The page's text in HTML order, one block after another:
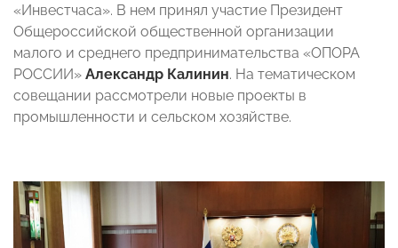
«Инвестчаса». В нем принял участие Президент
Общероссийской общественной организации
малого и среднего предпринимательства «ОПОРА
РОССИИ» Александр Калинин. На тематическом
совещании рассмотрели новые проекты в
промышленности и сельском хозяйстве.